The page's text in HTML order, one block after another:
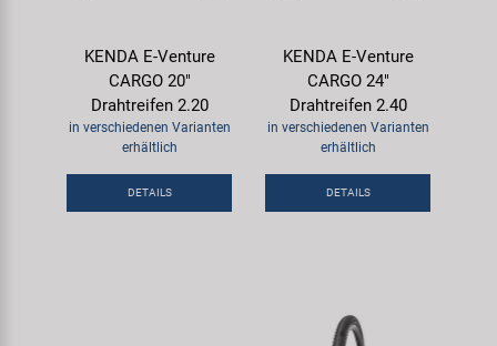
KENDA E-Venture
CARGO 20"
Drahtreifen 2.20
in verschiedenen Varianten
erhältlich
DETAILS
KENDA E-Venture
CARGO 24"
Drahtreifen 2.40
in verschiedenen Varianten
erhältlich
DETAILS